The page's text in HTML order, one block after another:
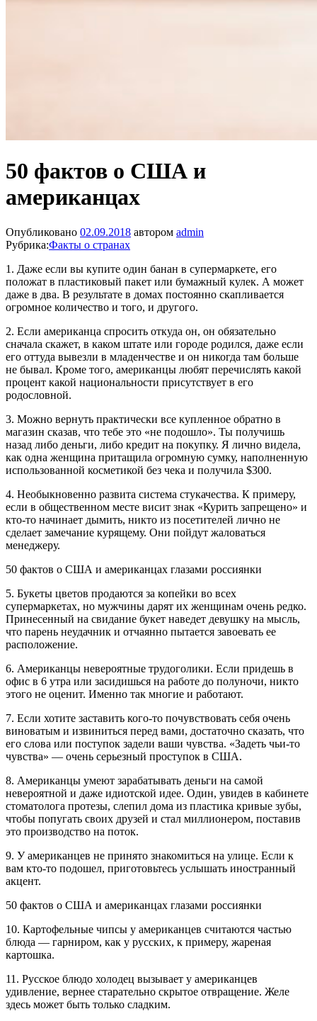
50 фактов о США и
американцах
Опубликовано 02.09.2018 автором admin
Рубрика:Факты о странах
1. Даже если вы купите один банан в супермаркете, его
положат в пластиковый пакет или бумажный кулек. А может
даже в два. В результате в домах постоянно скапливается
огромное количество и того, и другого.
2. Если американца спросить откуда он, он обязательно
сначала скажет, в каком штате или городе родился, даже если
его оттуда вывезли в младенчестве и он никогда там больше
не бывал. Кроме того, американцы любят перечислять какой
процент какой национальности присутствует в его
родословной.
3. Можно вернуть практически все купленное обратно в
магазин сказав, что тебе это «не подошло». Ты получишь
назад либо деньги, либо кредит на покупку. Я лично видела,
как одна женщина притащила огромную сумку, наполненную
использованной косметикой без чека и получила $300.
4. Необыкновенно развита система стукачества. К примеру,
если в общественном месте висит знак «Курить запрещено» и
кто-то начинает дымить, никто из посетителей лично не
сделает замечание курящему. Они пойдут жаловаться
менеджеру.
50 фактов о США и американцах глазами россиянки
5. Букеты цветов продаются за копейки во всех
супермаркетах, но мужчины дарят их женщинам очень редко.
Принесенный на свидание букет наведет девушку на мысль,
что парень неудачник и отчаянно пытается завоевать ее
расположение.
6. Американцы невероятные трудоголики. Если придешь в
офис в 6 утра или засидишься на работе до полуночи, никто
этого не оценит. Именно так многие и работают.
7. Если хотите заставить кого-то почувствовать себя очень
виноватым и извиниться перед вами, достаточно сказать, что
его слова или поступок задели ваши чувства. «Задеть чьи-то
чувства» — очень серьезный проступок в США.
8. Американцы умеют зарабатывать деньги на самой
невероятной и даже идиотской идее. Один, увидев в кабинете
стоматолога протезы, слепил дома из пластика кривые зубы,
чтобы попугать своих друзей и стал миллионером, поставив
это производство на поток.
9. У американцев не принято знакомиться на улице. Если к
вам кто-то подошел, приготовьтесь услышать иностранный
акцент.
50 фактов о США и американцах глазами россиянки
10. Картофельные чипсы у американцев считаются частью
блюда — гарниром, как у русских, к примеру, жареная
картошка.
11. Русское блюдо холодец вызывает у американцев
удивление, вернее старательно скрытое отвращение. Желе
здесь может быть только сладким.